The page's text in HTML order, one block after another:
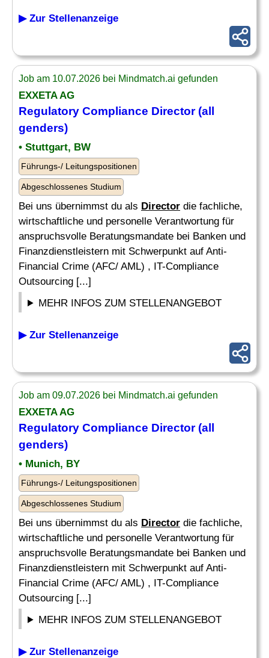
▶ Zur Stellenanzeige
Job am 10.07.2026 bei Mindmatch.ai gefunden
EXXETA AG
Regulatory Compliance Director(all
genders)
• Stuttgart, BW
Führungs-/ Leitungspositionen
Abgeschlossenes Studium
Bei uns übernimmst du als Director die fachliche,
wirtschaftliche und personelle Verantwortung für
anspruchsvolle Beratungsmandate bei Banken und
Finanzdienstleistern mit Schwerpunkt auf Anti-
Financial Crime (AFC/ AML) , IT-Compliance
Outsourcing [...]
MEHR INFOS ZUM STELLENANGEBOT
▶ Zur Stellenanzeige
Job am 09.07.2026 bei Mindmatch.ai gefunden
EXXETA AG
Regulatory Compliance Director(all
genders)
• Munich, BY
Führungs-/ Leitungspositionen
Abgeschlossenes Studium
Bei uns übernimmst du als Director die fachliche,
wirtschaftliche und personelle Verantwortung für
anspruchsvolle Beratungsmandate bei Banken und
Finanzdienstleistern mit Schwerpunkt auf Anti-
Financial Crime (AFC/ AML) , IT-Compliance
Outsourcing [...]
MEHR INFOS ZUM STELLENANGEBOT
▶ Zur Stellenanzeige